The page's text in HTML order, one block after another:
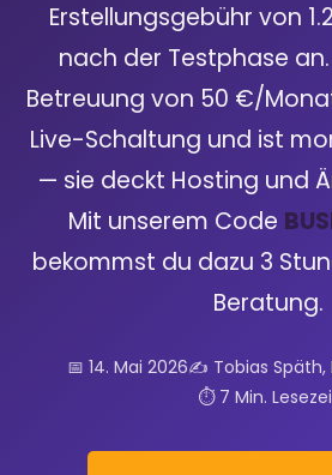
Erstellungsgebühr von
nach der Testphase
Betreuung von 50 €/
Live-Schaltung und ist
— sie deckt Hosting und
Mit unserem Code
bekommst du dazu 3
Beratung.
📅 14. Mai 2026✍️ Tobias Späth,
⏱️ 7 Min.